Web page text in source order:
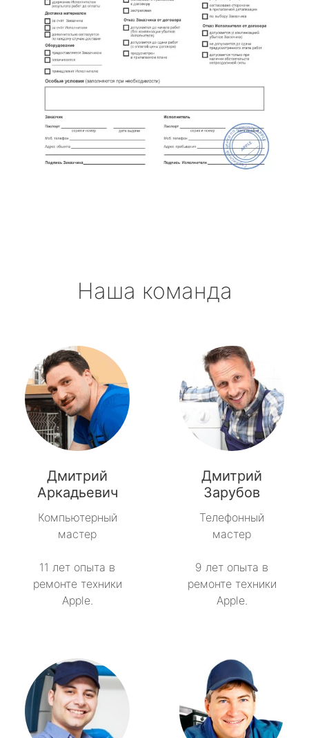
Наша команда
Дмитрий
Аркадьевич
Компьютерный
мастер
11 лет опыта в
ремонте техники
Apple.
Дмитрий
Зарубов
Телефонный
мастер
9 лет опыта в
ремонте техники
Apple.